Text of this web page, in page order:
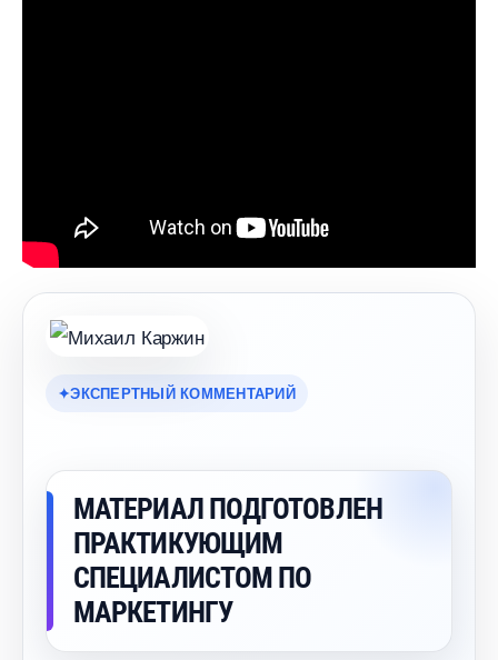
ЭКСПЕРТНЫЙ КОММЕНТАРИЙ
МАТЕРИАЛ ПОДГОТОВЛЕН
ПРАКТИКУЮЩИМ
СПЕЦИАЛИСТОМ ПО
МАРКЕТИНГУ